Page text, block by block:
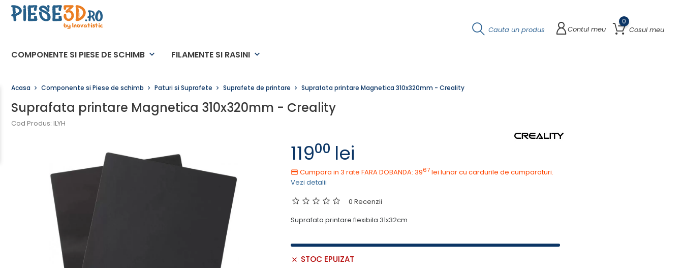
COMPONENTE SI PIESE DE SCHIMB keyboard_arrow_down FILAMENTE SI RASINI keyboard_arrow_down
Contul meu Cosul meu
0
Cauta un produs
Acasa Componente si Piese de schimb Paturi si Suprafete Suprafete de printare Suprafata printare Magnetica 310x320mm - Creality
Suprafata printare Magnetica 310x320mm - Creality
Cod Produs: ILYH
11900 lei
Cumpara in 3 rate FARA DOBANDA: 3967lei lunar cu cardurile de cumparaturi.
Vezi detalii
0 Recenzii
Suprafata printare flexibila 31x32cm
STOC EPUIZAT